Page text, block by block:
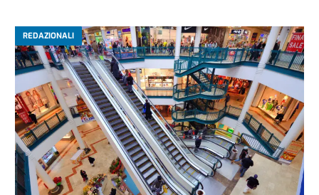
REDAZIONALI